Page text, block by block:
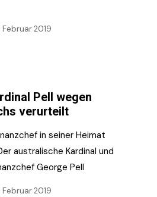
Februar 2019
Pell wegen
verurteilt
in seiner Heimat
australische Kardinal und
George Pell
Februar 2019